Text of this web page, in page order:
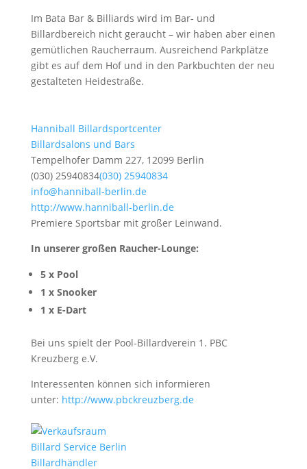
Im Bata Bar & Billiards wird im Bar- und
Billardbereich nicht geraucht – wir haben aber einen
gemütlichen Raucherraum. Ausreichend Parkplätze
gibt es auf dem Hof und in den Parkbuchten der neu
gestalteten Heidestraße.
Hanniball Billardsportcenter
Billardsalons und Bars
Tempelhofer Damm 227, 12099 Berlin
(030) 25940834(030) 25940834
info@hanniball-berlin.de
http://www.hanniball-berlin.de
Premiere Sportsbar mit großer Leinwand.
In unserer großen Raucher-Lounge:
5 x Pool
1 x Snooker
1 x E-Dart
Bei uns spielt der Pool-Billardverein 1. PBC
Kreuzberg e.V.
Interessenten können sich informieren
unter: http://www.pbckreuzberg.de
Billard Service Berlin
Billardhändler